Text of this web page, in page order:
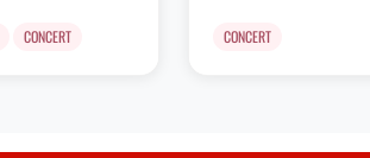
CONCERT CONCERT